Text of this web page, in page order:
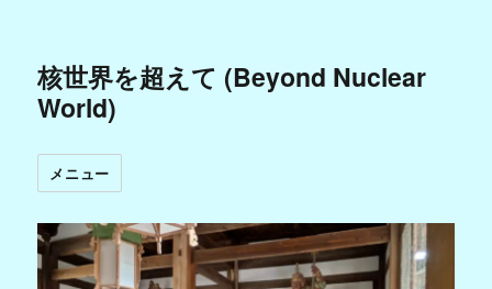
核世界を超えて (Beyond Nuclear
World)
メニュー